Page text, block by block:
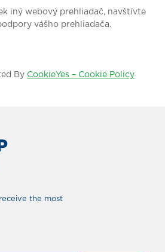
iný webový prehliadač, navštívte
vášho prehliadača.
By CookieYes – Cookie Policy
the most